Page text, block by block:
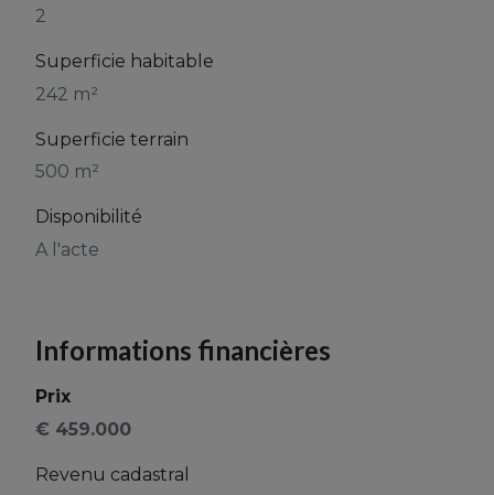
2
Superficie habitable
242 m²
Superficie terrain
500 m²
Disponibilité
A l'acte
Informations financières
Prix
€ 459.000
Revenu cadastral